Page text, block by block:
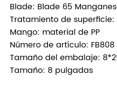
Blade: Blade 65
Tratamiento de
Mango: material de PP
Número de artículo: FB808
Tamaño del embalaje:
Tamaño: 8 pulgadas